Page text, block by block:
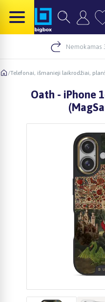
Nemokamas
/Telefonai, išmanieji laikrodžiai,
Oath - iPhone